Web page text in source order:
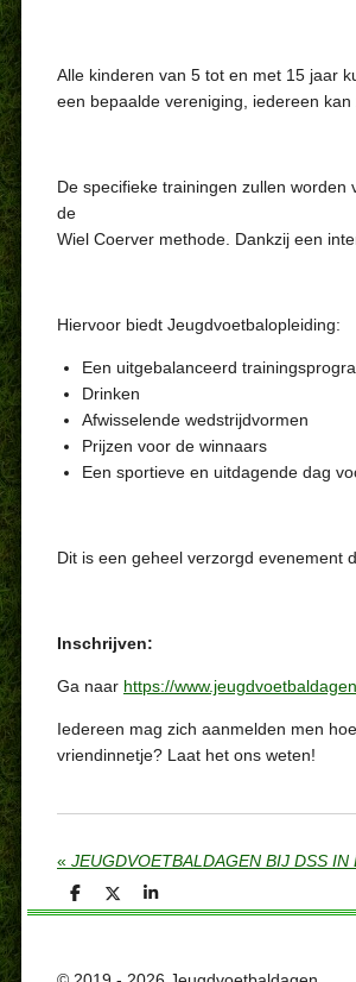
Alle kinderen van 5 tot en met 15 jaar
een bepaalde vereniging, iedereen kan
De specifieke trainingen zullen
de
Wiel Coerver methode. Dankzij een
Hiervoor biedt Jeugdvoetbalopleiding:
Een uitgebalanceerd
Drinken
Afwisselende wedstrijdvormen
Prijzen voor de winnaars
Een sportieve en uitdagende dag
Dit is een geheel verzorgd evenement
Inschrijven:
Ga naar https://
Iedereen mag zich aanmelden men
vriendinnetje? Laat het ons weten!
« JEUGDVOETBALDAGEN BIJ DSS IN
D
e
D
e
S
h